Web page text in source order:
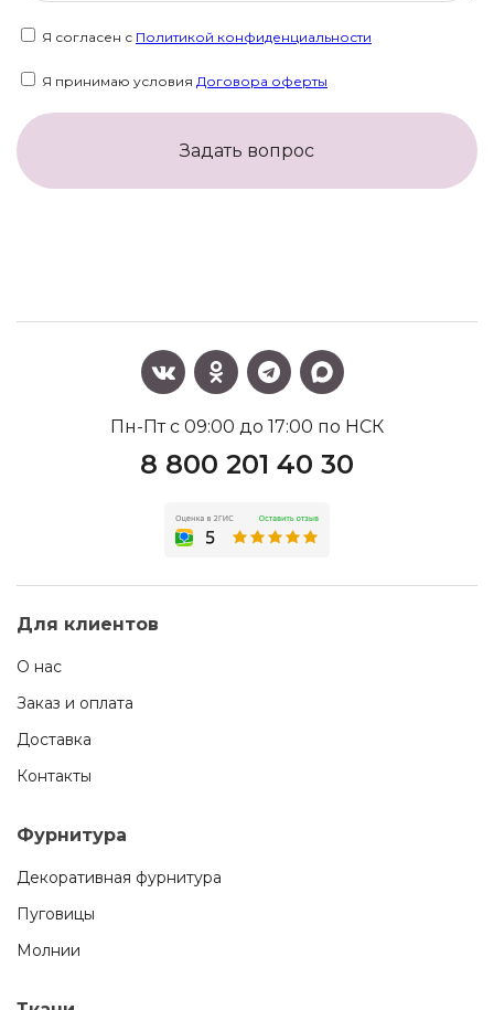
Я согласен с Политикой конфиденциальности
Я принимаю условия Договора оферты
Задать вопрос
Пн-Пт с 09:00 до 17:00 по НСК
8 800 201 40 30
Для клиентов
О нас
Заказ и оплата
Доставка
Контакты
Фурнитура
Декоративная фурнитура
Пуговицы
Молнии